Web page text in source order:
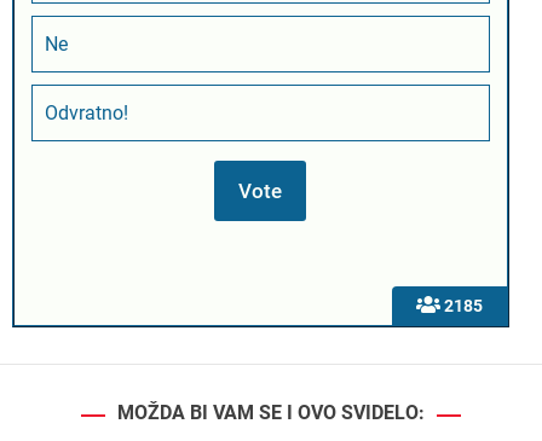
2185
Ne
Odvratno!
MOŽDA BI VAM SE I OVO SVIDELO: